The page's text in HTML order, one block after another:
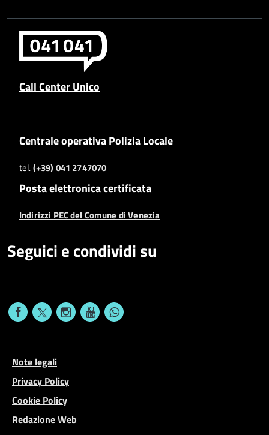
Call Center Unico
Centrale operativa Polizia Locale
tel.(+39) 041 2747070
Posta elettronica certificata
Indirizzi PEC del Comune di Venezia
Seguici e condividi su
Note legali
Privacy Policy
Cookie Policy
Redazione Web